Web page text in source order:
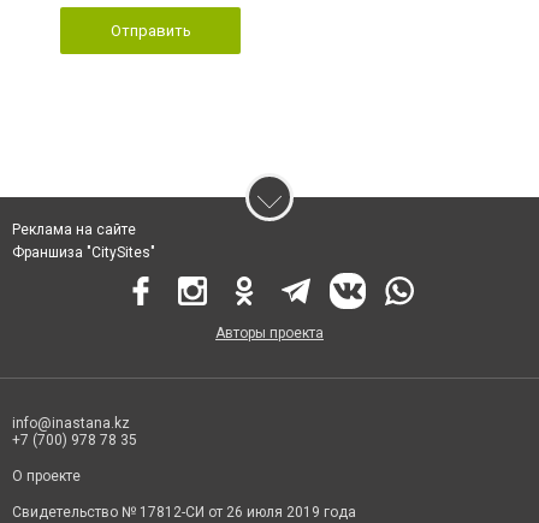
Отправить
Реклама на сайте
Франшиза "CitySites"
Авторы проекта
info@inastana.kz
+7 (700) 978 78 35
О проекте
Свидетельство № 17812-СИ от 26 июля 2019 года